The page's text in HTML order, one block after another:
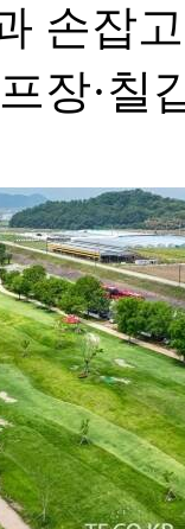
손잡
장·칠